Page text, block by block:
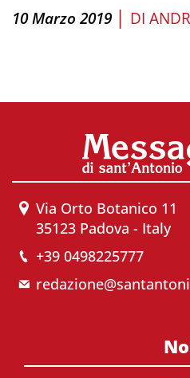
10 Marzo 2019 | DI
Via Orto Botanico 11
35123 Padova - Italy
+39 0498225777